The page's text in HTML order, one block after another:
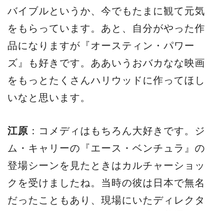
バイブルというか、今でもたまに観て元気
をもらっています。あと、自分がやった作
品になりますが『オースティン・パワー
ズ』も好きです。ああいうおバカなな映画
をもっとたくさんハリウッドに作ってほし
いなと思います。
江原 ：コメディはもちろん大好きです。ジ
ム・キャリーの『エース・ベンチュラ』の
登場シーンを見たときはカルチャーショッ
クを受けましたね。当時の彼は日本で無名
だったこともあり、現場にいたディレクタ